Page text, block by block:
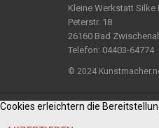
Kleine Werkstatt Silke
Peterstr. 18
26160 Bad
Telefon: 04403-64774
© 2024
Cookies erleichtern die